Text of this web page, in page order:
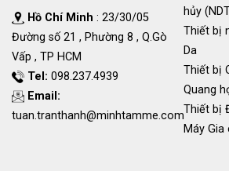
Hồ Chí Minh : 23/30/05
Đường số 21 , Phường 8 , Q.Gò
Vấp , TP HCM
Tel: 098.237.4939
Email:
tuan.tranthanh@minhtamme.com
hủy
Thiết bị
Da
Thiết bị
Quang
Thiết bị
Máy